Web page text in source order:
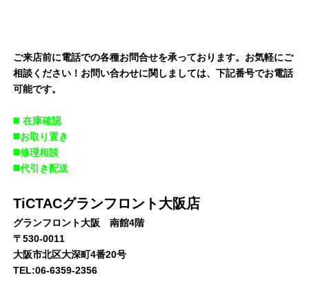
ご来店前に電話での各種お問合せを承っております。お気軽にご
相談ください！お問い合わせに関しましては、下記番号でお電話
可能です。
◼️ 在庫確認
◼️お取り置き
◼️修理相談
◼️代引き配送
TiCTACグランフロント大阪店
グランフロント大阪 南館4階
〒530-0011
大阪市北区大深町4番20号
TEL:06-6359-2356